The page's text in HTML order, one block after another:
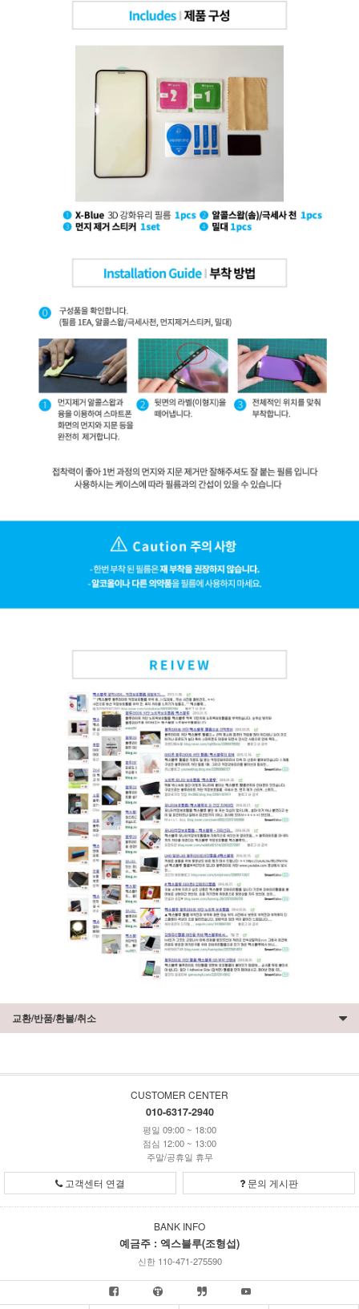
교환/반품/환불/취소
CUSTOMER CENTER
010-6317-2940
평일 09:00 ~ 18:00
점심 12:00 ~ 13:00
주말/공휴일 휴무
고객센터 연결 문의 게시판
BANK INFO
예금주 : 엑스블루(조형섭)
신한 110-471-275590